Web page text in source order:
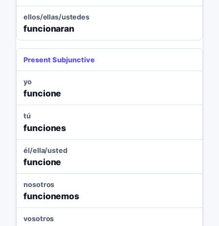
ellos/ellas/ustedes
funcionaran
Present Subjunctive
yo
funcione
tú
funciones
él/ella/usted
funcione
nosotros
funcionemos
vosotros